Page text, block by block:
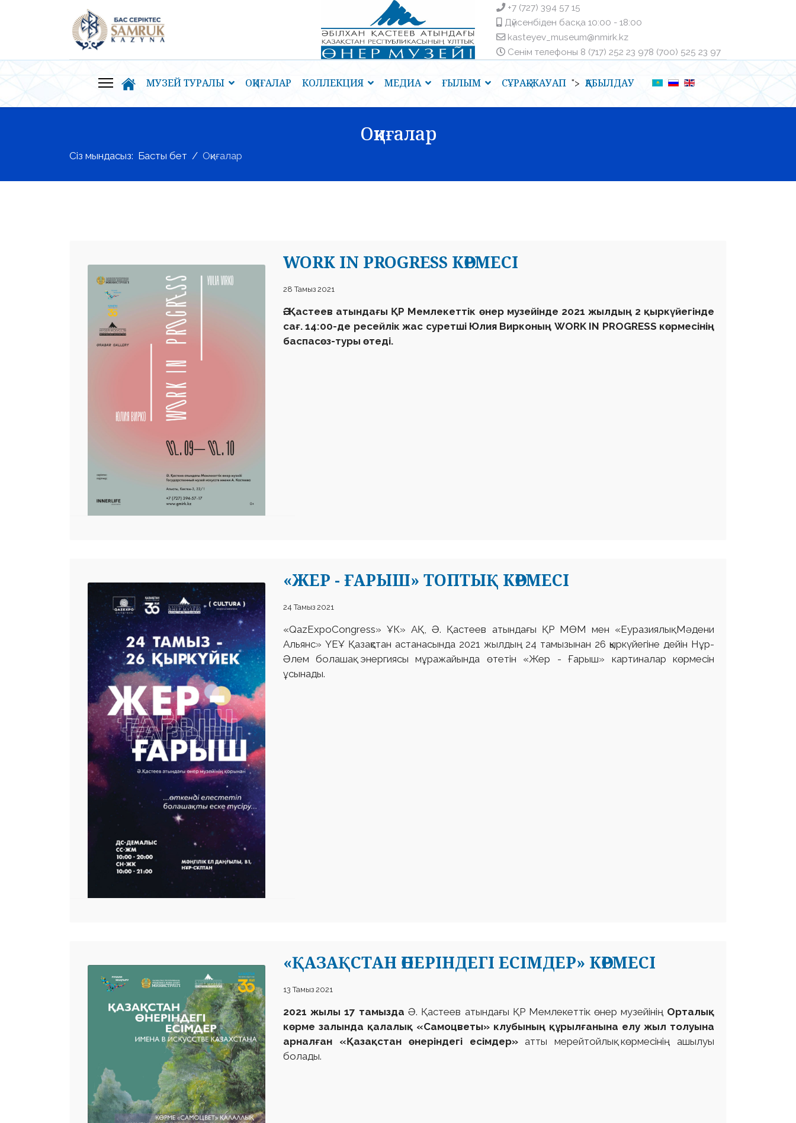
+7 (727) 394 57 15
Дүйсенбіден басқа ㅤ10:00 - 18:00
kasteyev_museum@nmirk.kz
Сенім телефоныㅤ 8 (717) 252 23 97ㅤ8 (700) 525 23 97
МУЗЕЙ ТУРАЛЫ ОҚИҒАЛАР КОЛЛЕКЦИЯ МЕДИА ҒЫЛЫМ СҰРАҚ-ЖАУАП "> ҚАБЫЛДАУ
Оқиғалар
Сіз мындасыз: Басты бет Оқиғалар
WORK IN PROGRESS КӨРМЕСІ
28 Тамыз 2021
Ә. Қастеев атындағы ҚР Мемлекеттік өнер музейінде 2021 жылдың 2 қыркүйегінде
сағ. 14:00-де ресейлік жас суретші Юлия Вирконың WORK IN PROGRESS көрмесінің
баспасөз-туры өтеді.
«ЖЕР - ҒАРЫШ» ТОПТЫҚ КӨРМЕСІ
24 Тамыз 2021
«QazExpoCongress» ҰК» АҚ, Ә. Қастеев атындағы ҚР МӨМ мен «Еуразиялық Мәдени
Альянс» ҮЕҰ Қазақстан астанасында 2021 жылдың 24 тамызынан 26 қыркүйегіне дейін Нұр-
Әлем болашақ энергиясы мұражайында өтетін «Жер - Ғарыш» картиналар көрмесін
ұсынады.
«ҚАЗАҚСТАН ӨНЕРІНДЕГІ ЕСІМДЕР» КӨРМЕСІ
13 Тамыз 2021
2021 жылы 17 тамыздаӘ. Қастеев атындағы ҚР Мемлекеттік өнер музейініңОрталық
көрме залында қалалық «Самоцветы» клубының құрылғанына елу жыл толуына
арналған «Қазақстан өнеріндегі есімдер»атты мерейтойлық көрмесінің ашылуы
болады.